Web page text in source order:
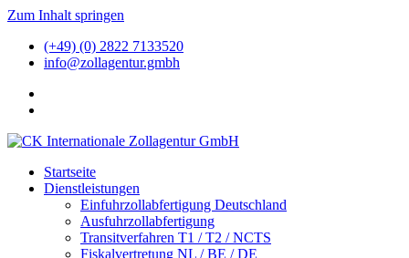
Zum Inhalt springen
(+49) (0) 2822 7133520
info@zollagentur.gmbh
Startseite
Dienstleistungen
Einfuhrzollabfertigung Deutschland
Ausfuhrzollabfertigung
Transitverfahren T1 / T2 / NCTS
Fiskalvertretung NL / BE / DE